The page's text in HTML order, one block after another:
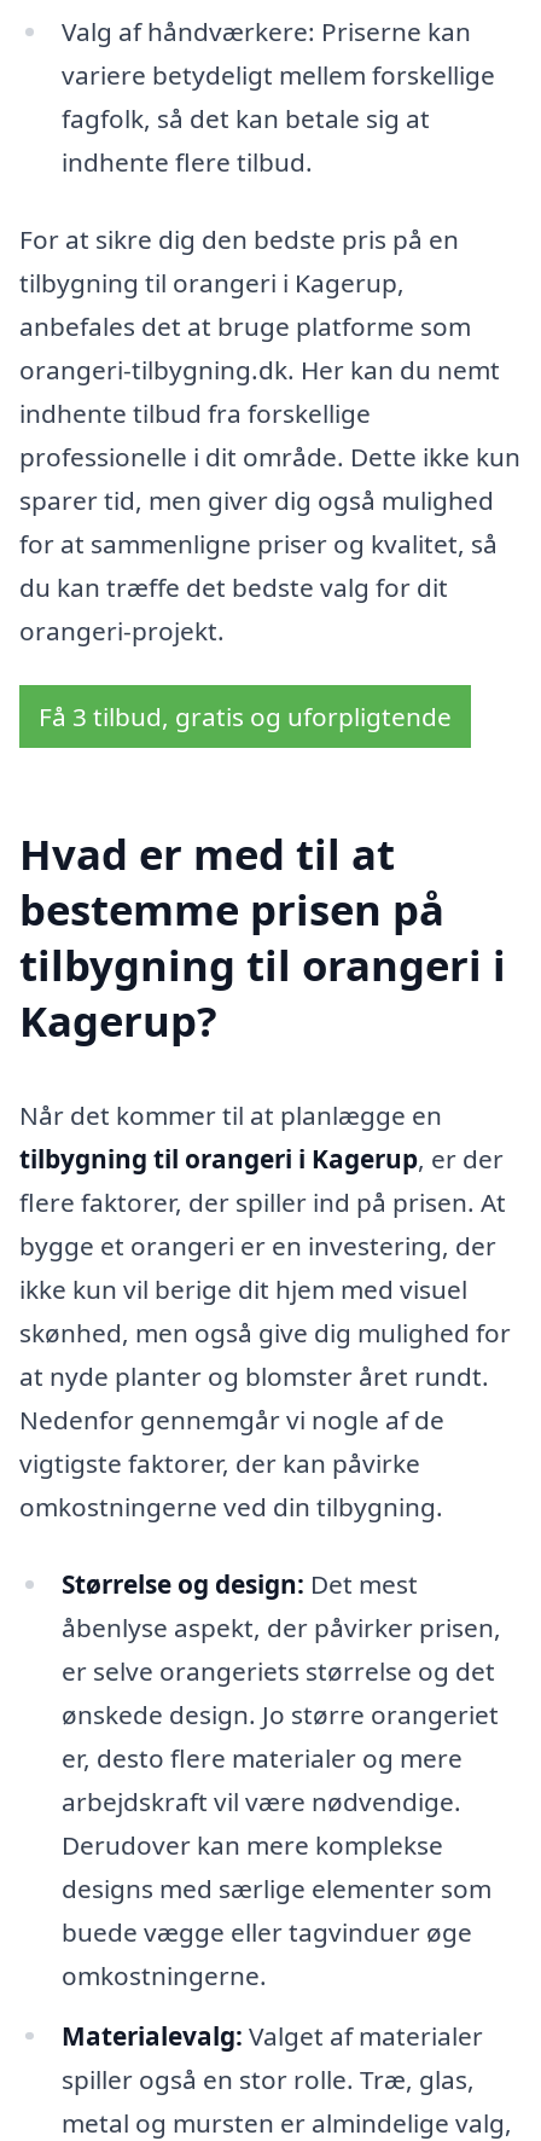
Valg af håndværkere: Priserne kan
variere betydeligt mellem forskellige
fagfolk, så det kan betale sig at
indhente flere tilbud.
For at sikre dig den bedste pris på en
tilbygning til orangeri i Kagerup,
anbefales det at bruge platforme som
orangeri-tilbygning.dk. Her kan du nemt
indhente tilbud fra forskellige
professionelle i dit område. Dette ikke kun
sparer tid, men giver dig også mulighed
for at sammenligne priser og kvalitet, så
du kan træffe det bedste valg for dit
orangeri-projekt.
Få 3 tilbud, gratis og uforpligtende
Hvad er med til at
bestemme prisen på
tilbygning til orangeri i
Kagerup?
Når det kommer til at planlægge en
tilbygning til orangeri i Kagerup, er der
flere faktorer, der spiller ind på prisen. At
bygge et orangeri er en investering, der
ikke kun vil berige dit hjem med visuel
skønhed, men også give dig mulighed for
at nyde planter og blomster året rundt.
Nedenfor gennemgår vi nogle af de
vigtigste faktorer, der kan påvirke
omkostningerne ved din tilbygning.
Størrelse og design: Det mest
åbenlyse aspekt, der påvirker prisen,
er selve orangeriets størrelse og det
ønskede design. Jo større orangeriet
er, desto flere materialer og mere
arbejdskraft vil være nødvendige.
Derudover kan mere komplekse
designs med særlige elementer som
buede vægge eller tagvinduer øge
omkostningerne.
Materialevalg: Valget af materialer
spiller også en stor rolle. Træ, glas,
metal og mursten er almindelige valg,